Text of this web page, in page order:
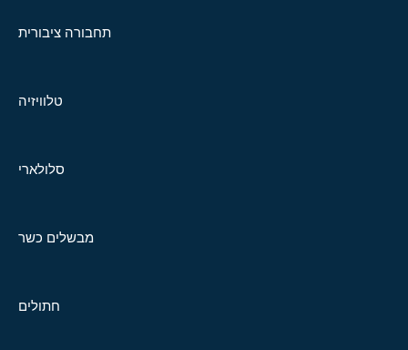
תחבורה ציבורית
טלוויזיה
סלולארי
מבשלים כשר
חתולים